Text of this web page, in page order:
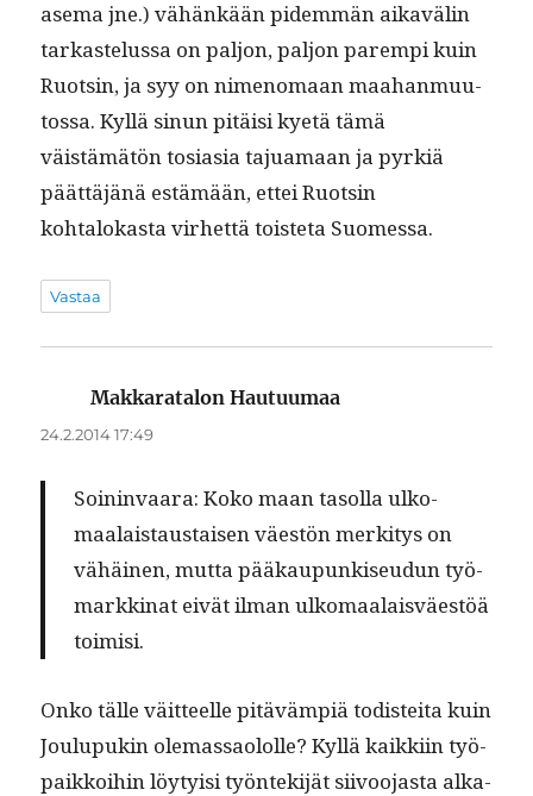
ase­ma jne.) vähänkään pidem­män aikavälin
tarkastelus­sa on paljon, paljon parem­pi kuin
Ruotsin, ja syy on nimeno­maan maa­han­muu­
tossa. Kyl­lä sin­un pitäisi kyetä tämä
väistämätön tosi­a­sia tajua­maan ja pyrk­iä
päät­täjänä estämään, ettei Ruotsin
kohtalokas­ta virhet­tä tois­te­ta Suomessa.
Vastaa
Makkaratalon Hautuumaa
24.2.2014 17:49
Soin­in­vaara: Koko maan tasol­la ulko­
maalais­taus­taisen väestön merk­i­tys on
vähäi­nen, mut­ta pääkaupunkiseudun työ­
markki­nat eivät ilman ulko­maalaisväestöä
toimisi.
Onko tälle väit­teelle pitävämpiä todis­tei­ta kuin
Joulupukin ole­mas­saololle? Kyl­lä kaikki­in työ­
paikkoi­hin löy­ty­isi työn­tek­i­jät siivoo­jas­ta alka­